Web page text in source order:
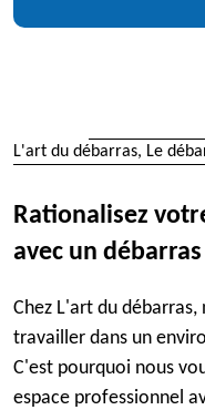
L'art du débarras, Le
Rationalisez
avec un
Chez L'art du
travailler dans un
C'est pourquoi nous
espace professionnel